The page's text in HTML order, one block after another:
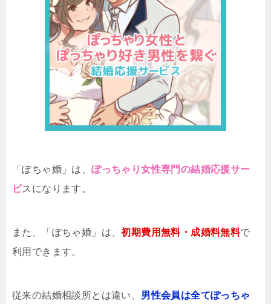
「ぽちゃ婚」は、ぽっちゃり女性専門の結婚応援サー
ビスになります。
また、「ぽちゃ婚」は、初期費用無料・成婚料無料で
利用できます。
従来の結婚相談所とは違い、 男性会員は全てぽっちゃ